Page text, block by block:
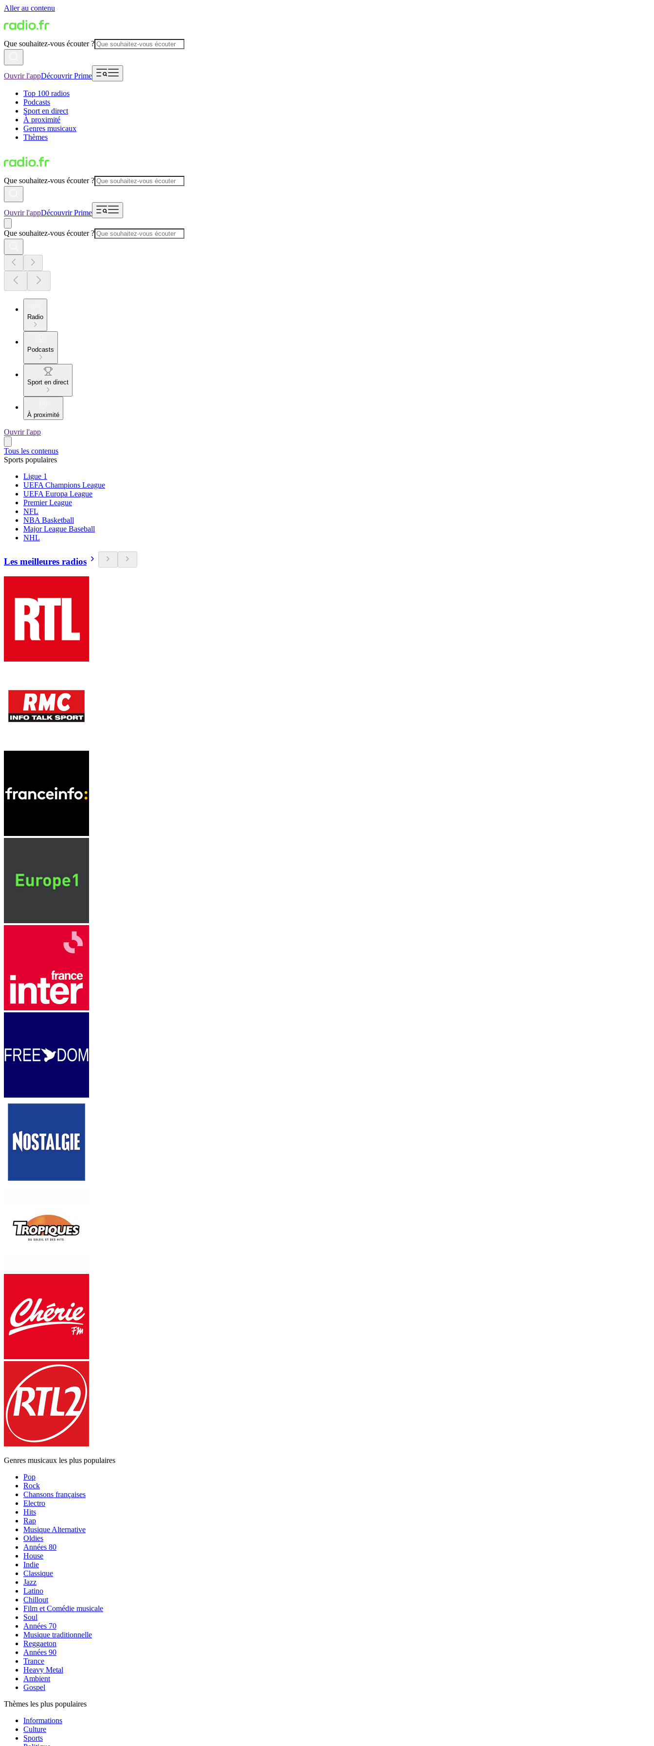
Aller au contenu
Que souhaitez-vous écouter ?
Ouvrir l'appDécouvrir Prime
Top 100 radios
Podcasts
Sport en direct
À proximité
Genres musicaux
Thèmes
Que souhaitez-vous écouter ?
Ouvrir l'appDécouvrir Prime
Que souhaitez-vous écouter ?
Radio
Podcasts
Sport en direct
À proximité
Ouvrir l'app
Tous les contenus
Sports populaires
Ligue 1
UEFA Champions League
UEFA Europa League
Premier League
NFL
NBA Basketball
Major League Baseball
NHL
Les meilleures radios
Genres musicaux les plus populaires
Pop
Rock
Chansons françaises
Electro
Hits
Rap
Musique Alternative
Oldies
Années 80
House
Indie
Classique
Jazz
Latino
Chillout
Film et Comédie musicale
Soul
Années 70
Musique traditionnelle
Reggaeton
Années 90
Trance
Heavy Metal
Ambient
Gospel
Thèmes les plus populaires
Informations
Culture
Sports